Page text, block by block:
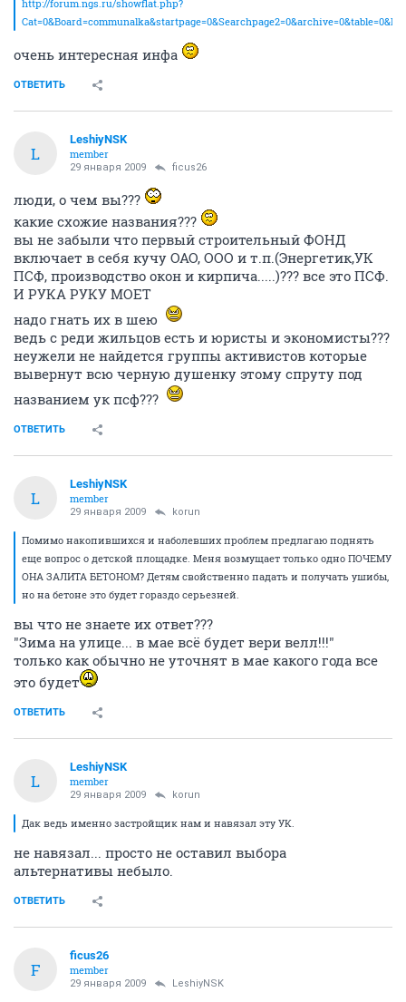
http://forum.ngs.ru/showflat.php?
очень интересная инфа
ОТВЕТИТЬ
L
LeshiyNSK
member
29 января 2009 ficus26
люди, о чем вы???
какие схожие названия???
вы не забыли что первый строительный ФОНД
включает в себя кучу ОАО, ООО и т.п.(Энергетик,УК
ПСФ, производство окон и кирпича.....)??? все это ПСФ.
И РУКА РУКУ МОЕТ
надо гнать их в шею
ведь с реди жильцов есть и юристы и экономисты???
неужели не найдется группы активистов которые
вывернут всю черную душенку этому спруту под
названием ук псф???
ОТВЕТИТЬ
L
LeshiyNSK
member
29 января 2009 korun
Помимо накопившихся и наболевших проблем предлагаю поднять
еще вопрос о детской площадке. Меня возмущает только одно ПОЧЕМУ
ОНА ЗАЛИТА БЕТОНОМ? Детям свойственно падать и получать ушибы,
но на бетоне это будет гораздо серьезней.
вы что не знаете их ответ???
"Зима на улице... в мае всё будет вери велл!!!"
только как обычно не уточнят в мае какого года все
это будет
ОТВЕТИТЬ
L
LeshiyNSK
member
29 января 2009 korun
Дак ведь именно застройщик нам и навязал эту УК.
не навязал... просто не оставил выбора
альтернативы небыло.
ОТВЕТИТЬ
F
ficus26
member
29 января 2009 LeshiyNSK